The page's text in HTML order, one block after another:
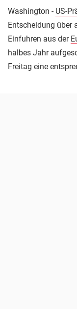
Washington - US-
Entscheidung über
Einfuhren aus der
halbes Jahr
Freitag eine